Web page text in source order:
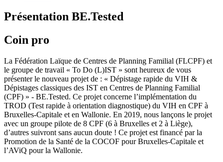
Présentation BE.Tested
Coin pro
La Fédération Laïque de Centres de Planning Familial (FLCPF) et
le groupe de travail « To Do (L)IST » sont heureux de vous
présenter le nouveau projet de : « Dépistage rapide du VIH &
Dépistages classiques des IST en Centres de Planning Familial
(CPF) » - BE.Tested. Ce projet concerne l’implémentation du
TROD (Test rapide à orientation diagnostique) du VIH en CPF à
Bruxelles-Capitale et en Wallonie. En 2019, nous lançons le projet
avec un groupe pilote de 8 CPF (6 à Bruxelles et 2 à Liège),
d’autres suivront sans aucun doute ! Ce projet est financé par la
Promotion de la Santé de la COCOF pour Bruxelles-Capitale et
l’AViQ pour la Wallonie.